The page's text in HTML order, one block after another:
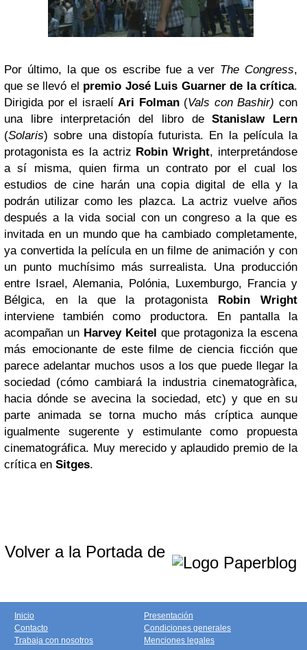
Por último, la que os escribe fue a ver The Congress,
que se llevó el premio José Luis Guarner de la crítica.
Dirigida por el israelí Ari Folman(Vals con Bashir) con
una libre interpretación del libro deStanislaw Lern
(Solaris) sobre una distopía futurista. En la película la
protagonista es la actriz Robin Wright, interpretándose
a sí misma, quien firma un contrato por el cual los
estudios de cine harán una copia digital de ella y la
podrán utilizar como les plazca. La actriz vuelve años
después a la vida social con un congreso a la que es
invitada en un mundo que ha cambiado completamente,
ya convertida la película en un filme de animación y con
un punto muchísimo más surrealista. Una producción
entre Israel, Alemania, Polónia, Luxemburgo, Francia y
Bélgica, en la que la protagonista Robin Wright
interviene también como productora. En pantalla la
acompañan un Harvey Keitel que protagoniza la escena
más emocionante de este filme de ciencia ficción que
parece adelantar muchos usos a los que puede llegar la
sociedad (cómo cambiará la industria cinematogràfica,
hacia dónde se avecina la sociedad, etc) y que en su
parte animada se torna mucho más críptica aunque
igualmente sugerente y estimulante como propuesta
cinematográfica. Muy merecido y aplaudido premio de la
crítica en Sitges.
Volver a la Portada de
Inicio
Contacto
Trabaja con nosotros
Presentación
Condiciones generales
Menciones legales